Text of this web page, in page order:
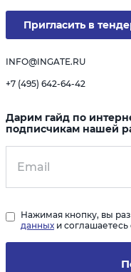
Пригласить в
INFO@INGATE.RU
+7 (495) 642-64-42
Дарим гайд по
подписчикам нашей
Нажимая кнопку, вы
данных и соглашаетесь